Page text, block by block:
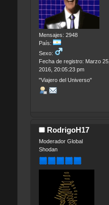
Mensajes: 2948
País:
Sexo:
Fecha de registro: Marzo 25,
2016, 20:05:23 pm
"Viajero del Universo"
RodrigoH17
Moderador Global
Shodan